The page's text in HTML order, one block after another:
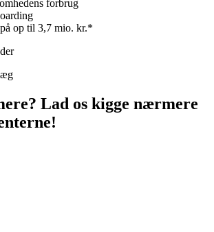
forbrug
op til 3,7 mio. kr.*
Lad os kigge nærmere